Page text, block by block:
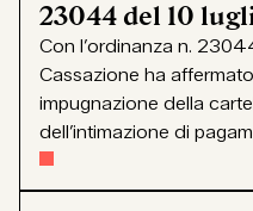
23044 del 10
Con l’ordinanza n.
Cassazione ha
impugnazione della
dell’intimazione di